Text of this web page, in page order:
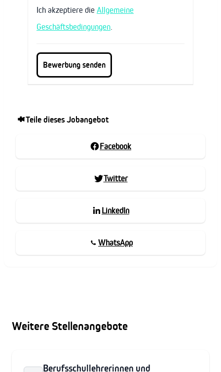
Ich akzeptiere die Allgemeine
Geschäftsbedingungen
Teile dieses Jobangebot
Facebook
Twitter
LinkedIn
WhatsApp
Weitere Stellenangebote
Berufsschullehrerinnen und